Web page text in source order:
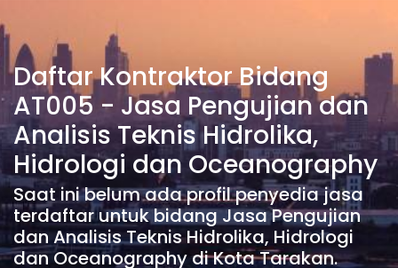
Daftar Kontraktor Bidang
AT005 - Jasa Pengujian dan
Analisis Teknis Hidrolika,
Hidrologi dan Oceanography
Saat ini belum ada profil penyedia jasa
terdaftar untuk bidang Jasa Pengujian
dan Analisis Teknis Hidrolika, Hidrologi
dan Oceanography di Kota Tarakan.